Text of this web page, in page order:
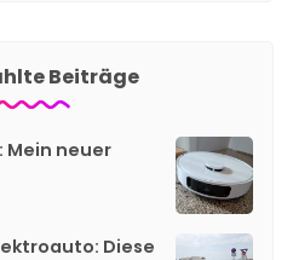
Beiträge
Mein neuer
Diese